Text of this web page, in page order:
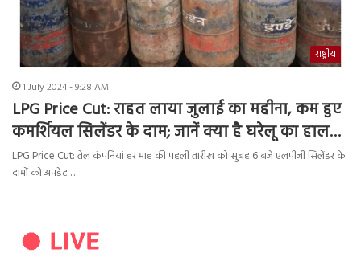
राष्ट्रीय
1 July 2024 - 9:28 AM
LPG Price Cut: राहत लाया जुलाई का महीना, कम हुए
कमर्शियल सिलेंडर के दाम; जानें क्या है घरेलू का हाल…
LPG Price Cut: तेल कंपनियां हर माह की पहली तारीख को सुबह 6 बजे एलपीजी सिलेंडर के
दामों को अपडेट…